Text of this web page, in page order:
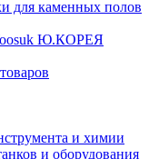
для каменных полов
Ю.КОРЕЯ
и химии
и оборудования